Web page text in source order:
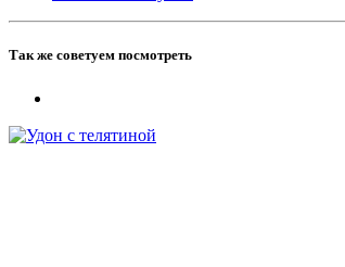
Так же советуем посмотреть